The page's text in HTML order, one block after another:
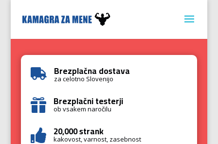
 Brezplačna dostava
za celotno Slovenijo
 Brezplačni testerji
ob vsakem naročilu
 20,000 strank
kakovost, varnost, zasebnost